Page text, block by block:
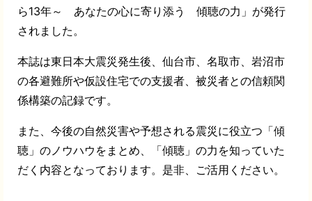
ら13年～ あなたの心に寄り添う 傾聴の力」が発行
されました。
本誌は東日本大震災発生後、仙台市、名取市、岩沼市
の各避難所や仮設住宅での支援者、被災者との信頼関
係構築の記録です。
また、今後の自然災害や予想される震災に役立つ「傾
聴」のノウハウをまとめ、「傾聴」の力を知っていた
だく内容となっております。是非、ご活用ください。